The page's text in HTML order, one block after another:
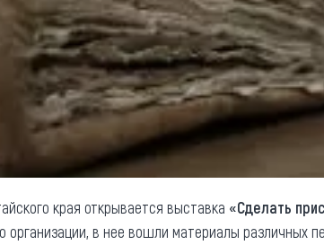
края открывается выставка «Сделать
в нее вошли материалы различных